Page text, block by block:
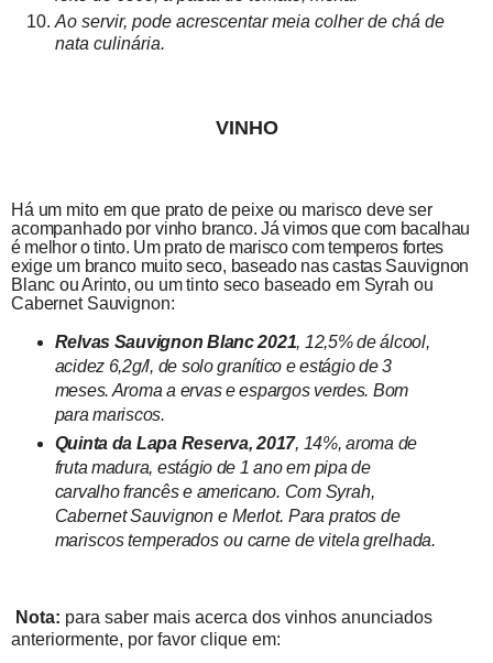
Ao servir, pode acrescentar meia colher de chá de
nata culinária.
VINHO
Há um mito em que prato de peixe ou marisco deve ser
acompanhado por vinho branco. Já vimos que com bacalhau
é melhor o tinto. Um prato de marisco comtemperos fortes
exige um branco muito seco, baseado nas castas Sauvignon
Blancou Arinto, ou um tinto seco baseado em Syrah ou
Cabernet Sauvignon:
Relvas Sauvignon Blanc 2021, 12,5% de álcool,
acidez 6,2g/l, de solo granítico e estágio de 3
meses. Aroma a ervas e espargos verdes. Bom
para mariscos.
Quinta da Lapa Reserva, 2017, 14%, aroma de
fruta madura, estágio de 1 ano em pipa de
carvalho francês e americano. Com Syrah,
Cabernet Sauvignon e Merlot. Para pratos de
mariscos temperados ou carne de vitela grelhada.
Nota: para saber mais acerca dos vinhos anunciados
anteriormente, por favor clique em: